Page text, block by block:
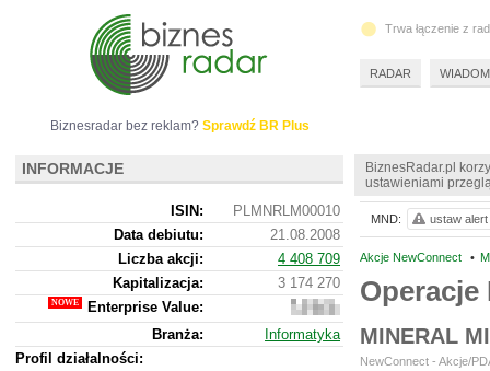
BiznesRadar.pl
ustawieniami
Akcje NewConnect •
Operacje
MINERAL
NewConnect - Akcje/
MND: ustaw alert
Biznesradar bez reklam? Sprawdź BR Plus
INFORMACJE
ISIN:
PLMNRLM00010
Data debiutu:
21.08.2008
Liczba akcji:
4 408 709
Kapitalizacja:
3 174 270
Enterprise Value:
894
270
Branża:
Informatyka
Profil działalności:
Trwa łączenie z
RADAR